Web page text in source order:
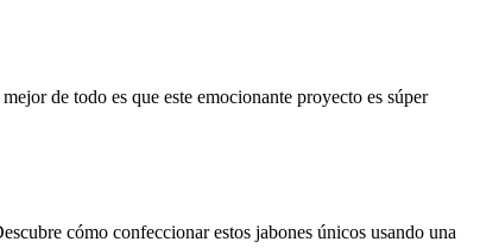
de todo es que este emocionante proyecto es súper
cómo confeccionar estos jabones únicos usando una